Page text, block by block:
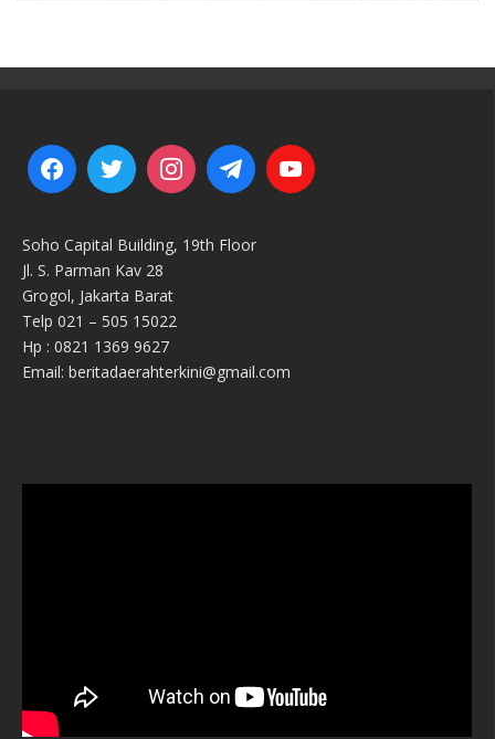
Soho Capital Building, 19th Floor
Jl. S. Parman Kav 28
Grogol, Jakarta Barat
Telp 021 – 505 15022
Hp : 0821 1369 9627
Email: beritadaerahterkini@gmail.com